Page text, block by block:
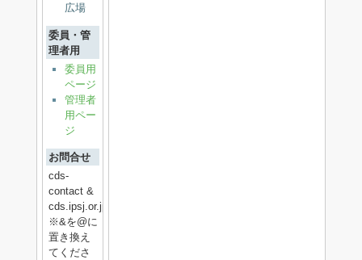
広場
委員・管
理者用
委員用
ページ
管理者
用ペー
ジ
お問合せ
cds-
contact &
cds.ipsj.or.jp
※&を@に
置き換え
てくださ